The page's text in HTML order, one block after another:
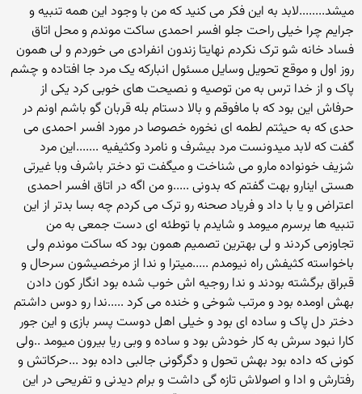
میشد........لابد به این فکر می کنید که من با وجود این همه تنبیه و
جرایم چرا خیلی راحت جلو افسر احمدی ساکت موندم و محل اتاق
فساد خانه شو ترک نکردم نهایتا زندون انفرادی می خوردم و لی همون
روز اول و موقع تحویل وسایل مسئول انبارکه یک مرد جا افتاده و چشم
پاک و از خدا ترس به من توصیه و نصیحت های خوبی کرد یکی از
حرفاش این بود که با مافوقم و بالا دستام بله قربان گو باشم اونم در
حدی که به حیثتم لطمه ای نخوره خصوصا در مورد افسر احمدی می
گفت که لابد میدونست مرد بیشرف و نامرد وکثیفیه .......این مرد
شزیف خونواده مارو می شناخت و میگفت تو دختر باشرف وبا غیرتی
هستی اینارو بهت گفتم که بدونی .....و من اگه در اتاق افسر احمدی
اعتراض و یا با داد و فریاد صحنه رو ترک می کردم چه بسا بدتر از این
تنبیه ها برسرم میومد و شایدم با توطئه ای دست جمعی به من
تجاوزمی کردند و لی بهترین تصمیم همون بود که ساکت موندم ولی
باخواسته کثیفش راه نیومدم .....میترا و ندا از مرخصیشون سرحال و
قبراق برگشته بودند و ندا روجیه اش خوب شده بود انگار کون دادن
بهش اومده بود و مرتب شوخی و خنده می کرد .....ندا رو دوس داشتم
دختر دل پاک و ساده ای بود و خیلی اهل دوست پسر بازی و این جور
کارا نبود سرش به کار خودش بود و ساده و وبی ریا بیرون میومد ..ولی
کونی که داده بود بهش تحول و دگرگونی جالبی داده بود ...حرکاتش و
رفتارش و ادا و اصولاش تازه گی داشت و برام دیدنی و تفریحی در این